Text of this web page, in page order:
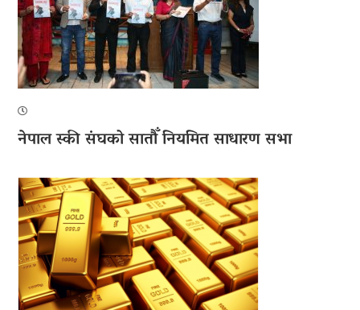
नेपाल स्की संघको सातौँ नियमित साधारण सभा